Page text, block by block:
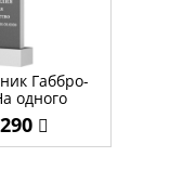
Габбро-
одного